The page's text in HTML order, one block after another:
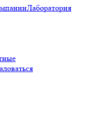
Лаборатория